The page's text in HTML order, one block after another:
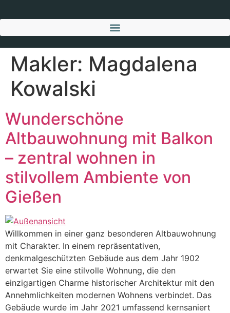
Makler: Magdalena
Kowalski
Wunderschöne
Altbauwohnung mit Balkon
– zentral wohnen in
stilvollem Ambiente von
Gießen
Willkommen in einer ganz besonderen Altbauwohnung
mit Charakter. In einem repräsentativen,
denkmalgeschützten Gebäude aus dem Jahr 1902
erwartet Sie eine stilvolle Wohnung, die den
einzigartigen Charme historischer Architektur mit den
Annehmlichkeiten modernen Wohnens verbindet. Das
Gebäude wurde im Jahr 2021 umfassend kernsaniert